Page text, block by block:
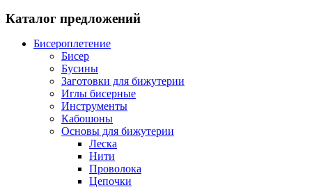
Каталог предложений
Бисероплетение
Бисер
Бусины
Заготовки для бижутерии
Иглы бисерные
Инструменты
Кабошоны
Основы для бижутерии
Леска
Нити
Проволока
Цепочки